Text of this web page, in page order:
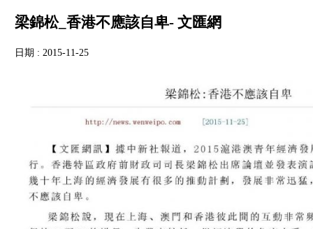
梁錦松_香港不應該自卑- 文匯網
日期 : 2015-11-25